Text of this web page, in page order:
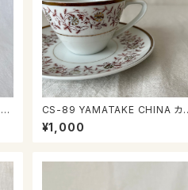
CS-89 YAMATAKE CHINA カッ
プ＆ソーサー
¥1,000